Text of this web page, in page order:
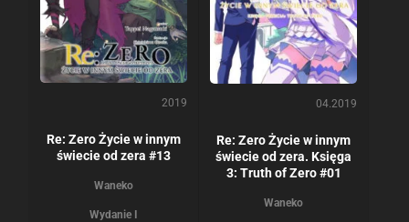
2019
Re: Zero Życie w innym
świecie od zera #13
Waneko
Wydanie I
04.2019
Re: Zero Życie w innym
świecie od zera. Księga
3: Truth of Zero #01
Waneko